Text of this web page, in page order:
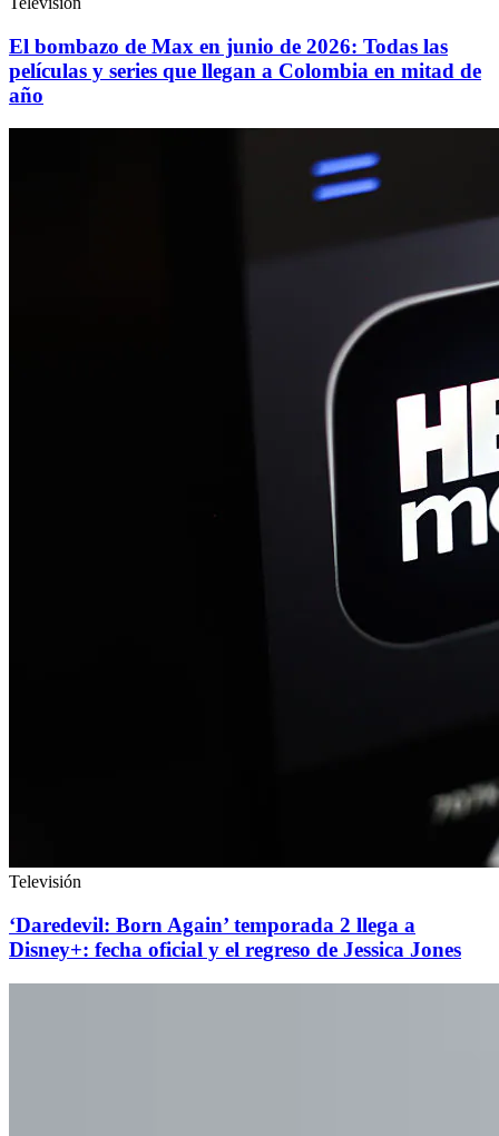
El bombazo de Max en junio de 2026: Todas las
películas y series que llegan a Colombia en mitad de
año
Televisión
‘Daredevil: Born Again’ temporada 2 llega a
Disney+: fecha oficial y el regreso de Jessica Jones